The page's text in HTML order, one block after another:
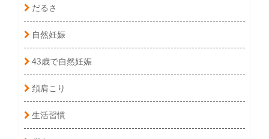
だるさ
自然妊娠
43歳で自然妊娠
頚肩こり
生活習慣